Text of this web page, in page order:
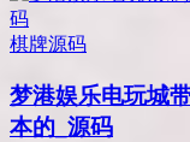
棋牌源码
梦港娱乐电玩城
本的_源码